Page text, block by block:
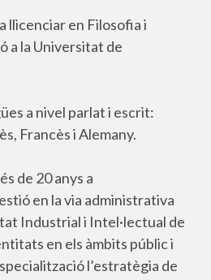
llicenciar en Filosofia i
a la Universitat de
a nivel parlat i escrit:
Francès i Alemany.
de 20 anys a
en la via administrativa
Industrial i Intel·lectual de
en els àmbits públic i
l’estratègia de